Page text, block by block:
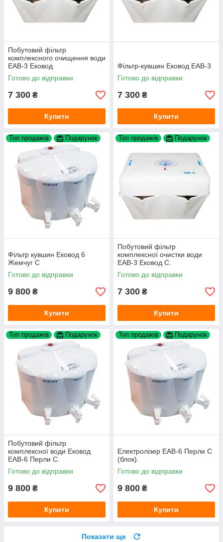
Побутовий фільтр
комплексного очищення води
ЕАВ-3 Ековод
Готово до відправки
7 300 ₴
Купити
Фільтр-кувшин Ековод ЕАВ-3
Готово до відправки
7 300 ₴
Купити
Топ продажів Подарунок
Фільтр кувшин Ековод 6
Жемчуг С
Готово до відправки
9 800 ₴
Купити
Топ продажів Подарунок
Побутовий фільтр
комплексної очистки води
ЕАВ-3 Ековод С.
Готово до відправки
7 300 ₴
Купити
Топ продажів Подарунок
Побутовий фільтр
комплексної води Ековод
ЕАВ-6 Перли С.
Готово до відправки
9 800 ₴
Купити
Топ продажів Подарунок
Електролізер ЕАВ-6 Перли С
(блок).
Готово до відправки
9 800 ₴
Купити
Показати ще